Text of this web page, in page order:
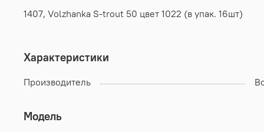
1407, Volzhanka S-trout 50 цвет 1022 (в упак. 16шт)
Характеристики
Производитель
Модель